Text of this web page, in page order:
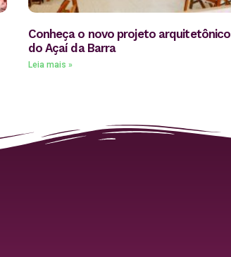
Conheça o novo projeto arquitetônico
do Açaí da Barra
Leia mais »